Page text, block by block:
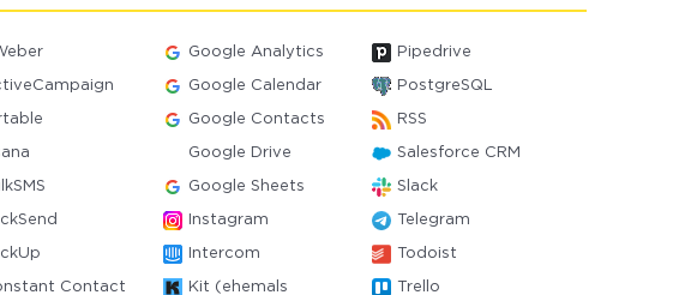
Google Analytics Pipedrive
Google Calendar PostgreSQL
Google Contacts RSS
Google Drive Salesforce CRM
Google Sheets Slack
Instagram Telegram
Intercom Todoist
Contact
Kit (ehemals
Trello